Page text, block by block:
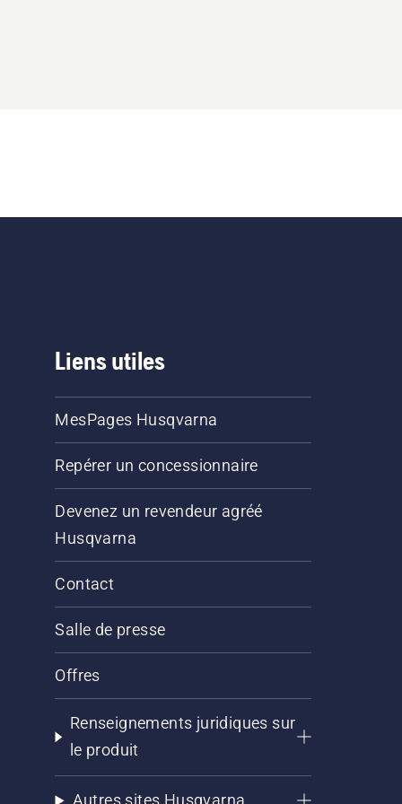
Liens utiles
MesPages Husqvarna
Repérer un concessionnaire
Devenez un revendeur agréé
Husqvarna
Contact
Salle de presse
Offres
Renseignements juridiques sur
le produit